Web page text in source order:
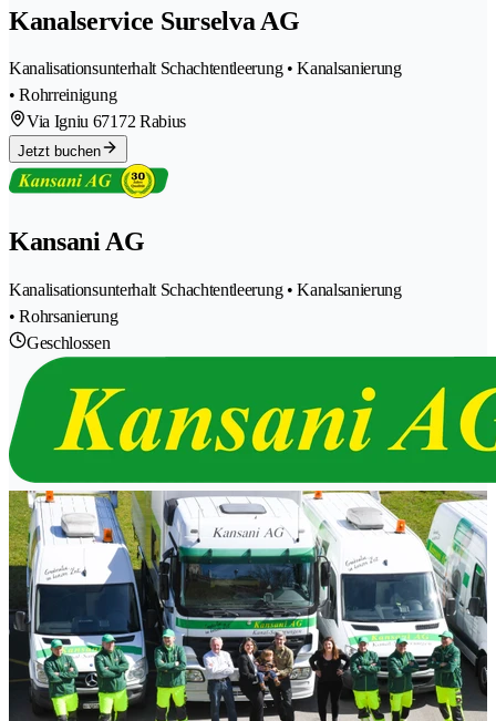
Kanalservice Surselva AG
Kanalisationsunterhalt Schachtentleerung • Kanalsanierung
• Rohrreinigung
Via Igniu 67172 Rabius
Jetzt buchen
Kansani AG
Kanalisationsunterhalt Schachtentleerung • Kanalsanierung
• Rohrsanierung
Geschlossen